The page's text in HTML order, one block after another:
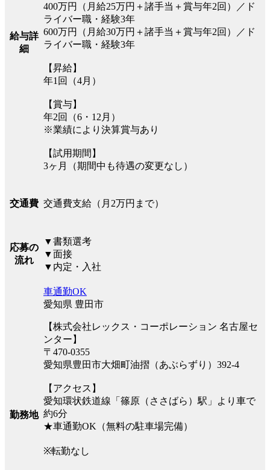
給与詳
細
400万円（月給25万円＋諸手当＋賞与年2回）／ド
ライバー職・経験3年
600万円（月給30万円＋諸手当＋賞与年2回）／ド
ライバー職・経験3年
【昇給】
年1回（4月）
【賞与】
年2回（6・12月）
※業績により決算賞与あり
【試用期間】
3ヶ月（期間中も待遇の変更なし）
交通費 交通費支給（月2万円まで）
応募の
流れ
▼書類選考
▼面接
▼内定・入社
勤務地
車通勤OK
愛知県 豊田市
【株式会社レックス・コーポレーション 名古屋セ
ンター】
〒470-0355
愛知県豊田市大畑町油摺（あぶらずり）392-4
【アクセス】
愛知環状鉄道線「篠原（ささばら）駅」より車で
約6分
★車通勤OK（無料の駐車場完備）
※転勤なし